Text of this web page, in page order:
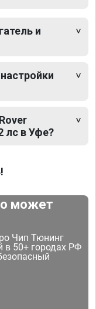
и
лс в Уфе?
может
Чип Тюнинг
в 50+ городах РФ